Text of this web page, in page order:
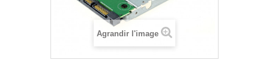
Agrandir l'image